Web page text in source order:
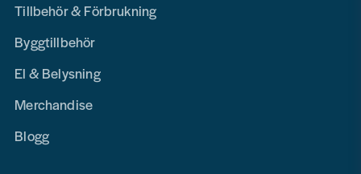
Tillbehör & Förbrukning
Byggtillbehör
El & Belysning
Merchandise
Blogg